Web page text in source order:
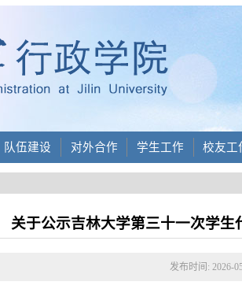
队伍建设 对外合作 学生工作 校友工
关于公示吉林大学第三十一次学
发布时间: 2026-